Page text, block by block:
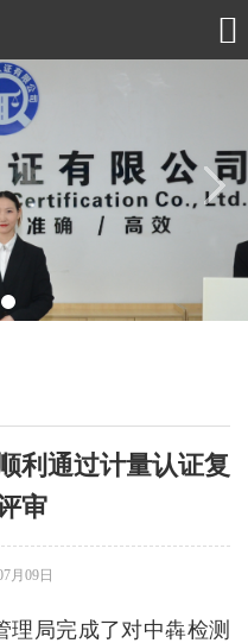

利通过计量认证复
审
月09日
理局完成了对中犇检测